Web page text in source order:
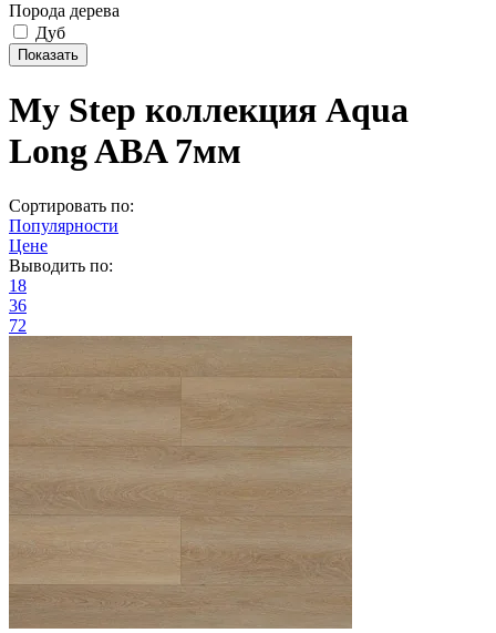
Порода дерева
Дуб
My Step коллекция Aqua
Long ABA 7мм
Сортировать по:
Популярности
Цене
Выводить по:
18
36
72